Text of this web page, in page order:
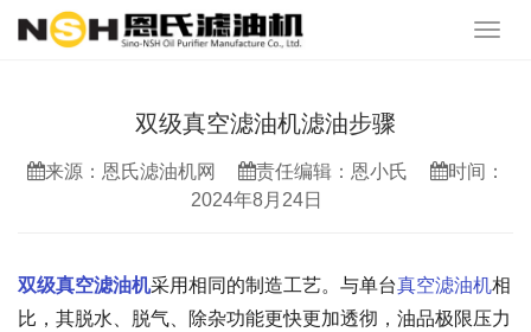
双级真空滤油机滤油步骤
来源：恩氏滤油机网 责任编辑：恩小氏
时间：
2024年8月24日
双级真空滤油机采用相同的制造工艺。与单台真空滤油机相
比，其脱水、脱气、除杂功能更快更加透彻，油品极限压力